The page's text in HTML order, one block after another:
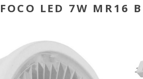
FOCO LED 7W MR16